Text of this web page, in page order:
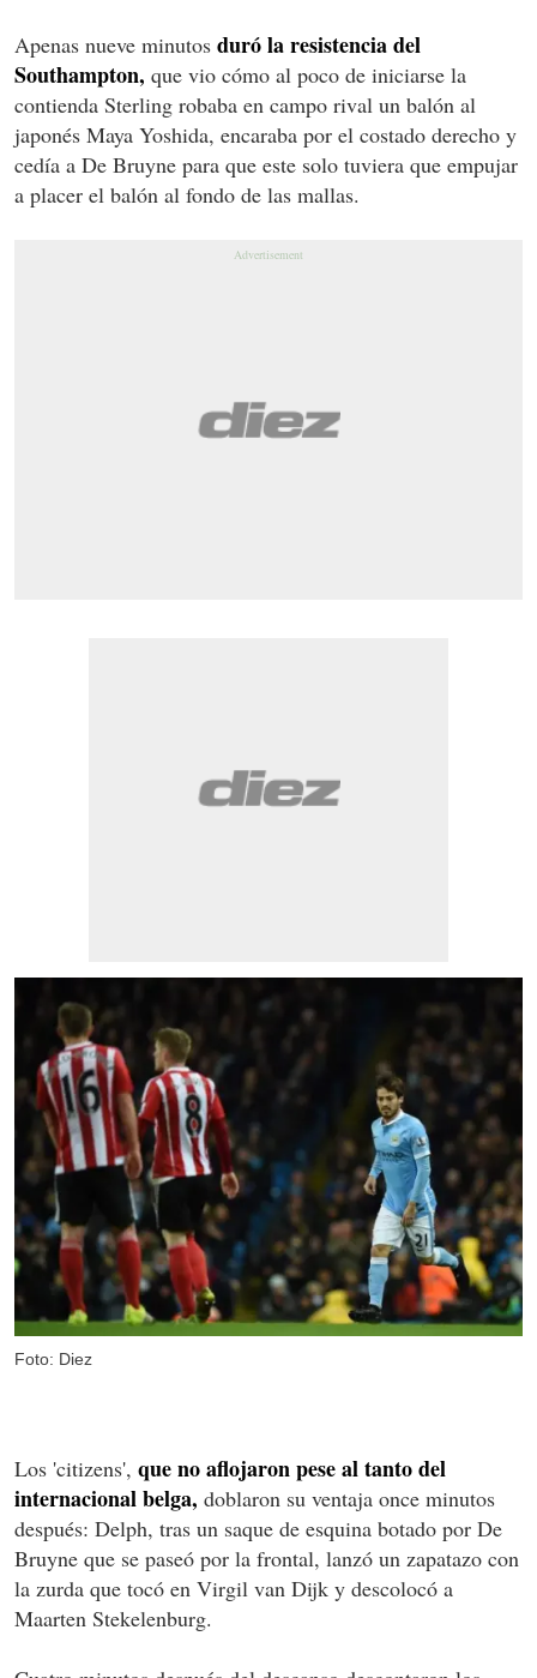
Apenas nueve minutos duró la resistencia del
Southampton, que vio cómo al poco de iniciarse la
contienda Sterling robaba en campo rival un balón al
japonés Maya Yoshida, encaraba por el costado derecho y
cedía a De Bruyne para que este solo tuviera que empujar
a placer el balón al fondo de las mallas.
Foto: Diez
Los 'citizens', que no aflojaron pese al tanto del
internacional belga, doblaron su ventaja once minutos
después: Delph, tras un saque de esquina botado por De
Bruyne que se paseó por la frontal, lanzó un zapatazo con
la zurda que tocó en Virgil van Dijk y descolocó a
Maarten Stekelenburg.